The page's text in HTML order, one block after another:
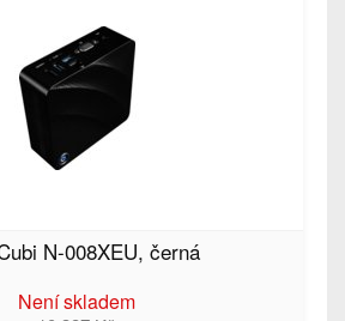
N-008XEU, černá
Není skladem